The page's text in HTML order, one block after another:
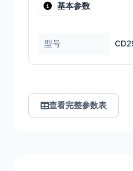
基本参数
型号
查看完整参数表